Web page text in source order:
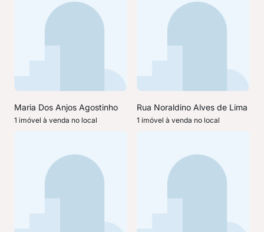
Maria Dos Anjos Agostinho
1 imóvel à venda no local
Rua Noraldino Alves de Lima
1 imóvel à venda no local